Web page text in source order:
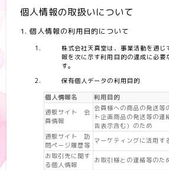
個人情報の取扱いについて
1. 個人情報の利用目的について
株式会社天真堂は、事業活動を通じ
報を次に示す利用目的の達成に必要
す。
保有個人データの利用目的
個人情報名
利用目的
通販サイト 会
員情報
会員様への商品の発送等
ト企画商品の発送等の連
告表示含む）のため
通販サイト 訪
問ページ履歴等
マーケティングに活用す
お取引先に関す
る個人情報
お取引様との連絡等のた